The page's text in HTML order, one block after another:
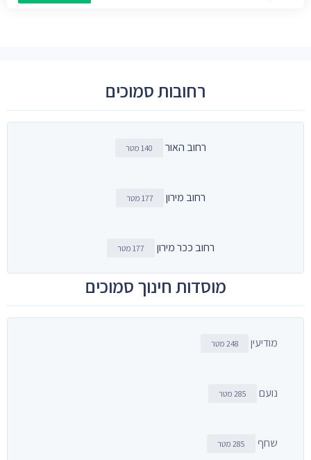
רחובות סמוכים
רחוב האור 140 מטר
רחוב מירון 177 מטר
רחוב ככר מירון 177 מטר
מוסדות חינוך סמוכים
מודיעין 248 מטר
נועם 285 מטר
שחף 285 מטר